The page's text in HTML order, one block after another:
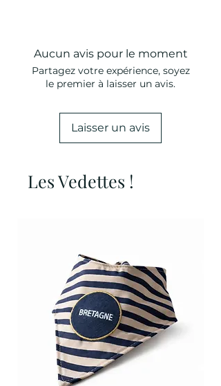
XS 1,50cm 19-28cm
1,50cm 25-40cm
2cm 33-55cm
2,5cm 40-65cm
Aucun avis pour le moment
Partagez votre expérience, soyez
le premier à laisser un avis.
Laisser un avis
Les Vedettes !